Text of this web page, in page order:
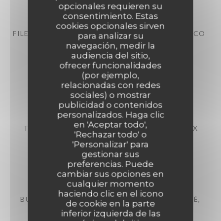
opcionales requieren su
consentimiento. Estas
cookies opcionales sirven
para analizar su
navegación, medir la
audiencia del sitio,
ofrecer funcionalidades
(por ejemplo,
relacionadas con redes
sociales) o mostrar
publicidad o contenidos
personalizados. Haga clic
en 'Aceptar todo',
'Rechazar todo' o
'Personalizar' para
gestionar sus
preferencias. Puede
cambiar sus opciones en
cualquier momento
haciendo clic en el icono
de cookie en la parte
inferior izquierda de las
FILET DE POULET FERMIER MARINÉ CURRY-COCO
Aubergine, courgette, poivron braisés
28,00 EUR
BOEUF
TATAKI MARINÉ AU GINGEMBRE, SAUCE AUX
HERBES DU MAQUIS
Pommes de terre croustillantes
33,00 EUR
BURGER FAÇON BOUCHÈRE, CHEDDAR AFFINÉ,
OIGNONS CONFITS